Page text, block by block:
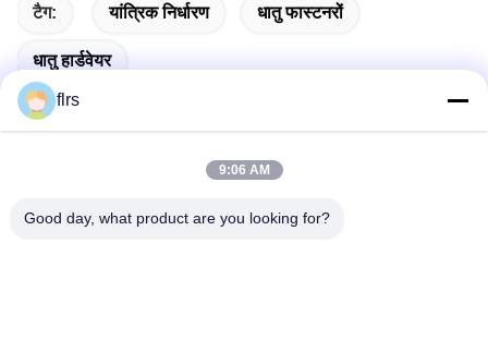
टैग: यांत्रिक निर्धारण धातु फास्टनरों
धातु हार्डवेयर
flrs
9:06 AM
Good day, what product are you looking for?